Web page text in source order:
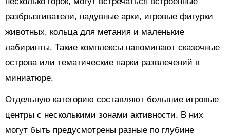
разбрызгиватели, надувные арки, игровые фигурки
животных, кольца для метания и маленькие
лабиринты. Такие комплексы напоминают сказочные
острова или тематические парки развлечений в
миниатюре.
Отдельную категорию составляют большие игровые
центры с несколькими зонами активности. В них
могут быть предусмотрены разные по глубине